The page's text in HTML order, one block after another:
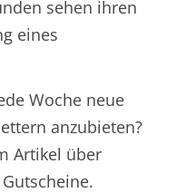
sehen ihren
eines
Woche neue
anzubieten?
Artikel über